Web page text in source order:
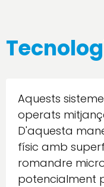
Aquests
operats
D'aquesta
físic amb
romandre
potencialment